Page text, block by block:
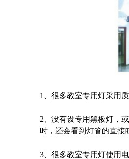
1、很多教室专用灯采用
2、没有设专用黑板灯，
时，还会看到灯管的直接
3、很多教室专用灯使用